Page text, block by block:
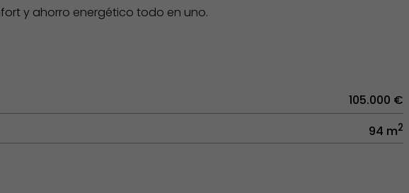
y ahorro energético todo en uno.
105.000 €
94 m2